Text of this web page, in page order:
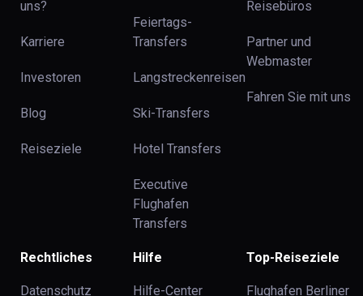
uns?
Karriere
Investoren
Blog
Reiseziele
Feiertags-
Transfers
Langstreckenreisen
Ski-Transfers
Hotel Transfers
Executive
Flughafen
Transfers
Reisebüros
Partner und
Webmaster
Fahren Sie mit uns
Rechtliches
Datenschutz
Hilfe
Hilfe-Center
Top-Reiseziele
Flughafen Berliner